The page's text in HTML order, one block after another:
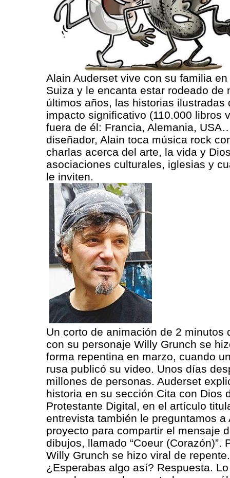
Alain Auderset vive con su familia
Suiza y le encanta estar rodeado de
últimos años, las historias ilustradas
impacto significativo (110.000 libros
fuera de él: Francia, Alemania,
diseñador, Alain toca música rock
charlas acerca del arte, la vida y
asociaciones culturales, iglesias y
le inviten.
Un corto de animación de 2 minutos
con su personaje Willy Grunch se
forma repentina en marzo, cuando
rusa publicó su video. Unos días
millones de personas. Auderset
historia en su sección Cita con Dios
Protestante Digital, en el artículo
entrevista también le preguntamos
proyecto para compartir el mensaje
dibujos, llamado “Coeur (Corazón)”.
Willy Grunch se hizo viral de
¿Esperabas algo así? Respuesta.